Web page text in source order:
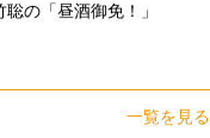
聡の「昼酒御免！」
一覧を見る